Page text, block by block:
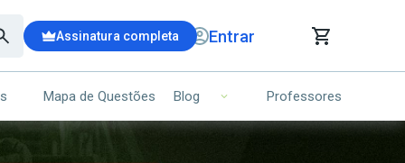
Assinatura completa Entrar
DE COMPRAS
Mapa de Questões Blog Professores